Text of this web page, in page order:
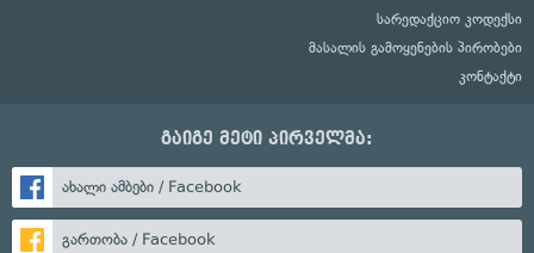
სარედაქციო კოდექსი
მასალის გამოყენების პირობები
კონტაქტი
გაიგე მეტი პირველმა:
ახალი ამბები / Facebook
გართობა / Facebook